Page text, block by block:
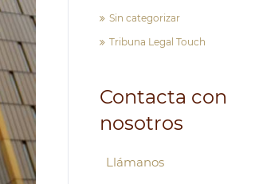
Sin categorizar
Tribuna Legal Touch
Contacta con
nosotros
Llámanos